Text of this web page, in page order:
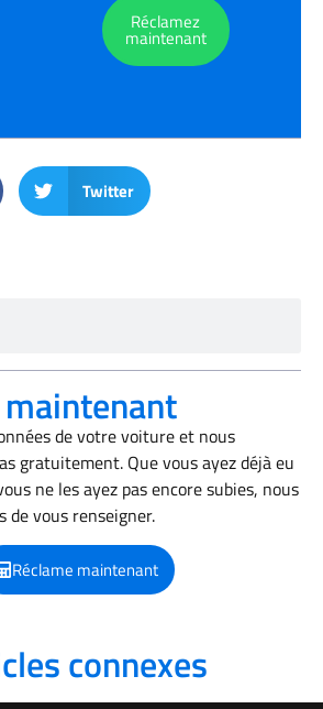
Réclamez
maintenant
Twitter
de votre voiture et nous
gratuitement. Que vous ayez déjà eu
ne les ayez pas encore subies, nous
de vous renseigner.
Réclame maintenant
connexes